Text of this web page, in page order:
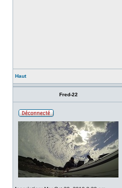
Haut
Fred-22